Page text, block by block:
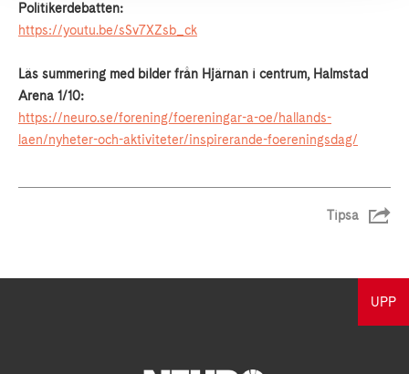
Politikerdebatten:
https://youtu.be/sSv7XZsb_ck
Läs summering med bilder från Hjärnan i centrum, Halmstad
Arena 1/10:
https://neuro.se/forening/foereningar-a-oe/hallands-
laen/nyheter-och-aktiviteter/inspirerande-foereningsdag/
Tipsa
UPP